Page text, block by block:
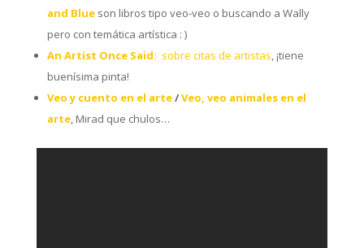
and Blue son libros tipo veo-veo o buscando a Wally
pero con temática artística : )
An Artist Once Said: sobre citas de artistas, ¡tiene
buenísima pinta!
Veo y cuento en el arte/Veo, veo animales en el
arte, Mirad que chulos…